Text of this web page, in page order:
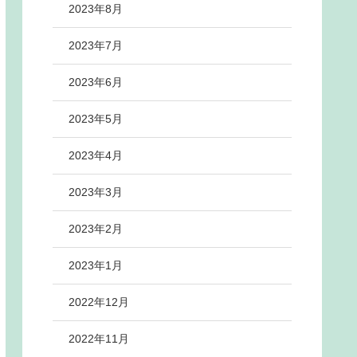
2023年8月
2023年7月
2023年6月
2023年5月
2023年4月
2023年3月
2023年2月
2023年1月
2022年12月
2022年11月